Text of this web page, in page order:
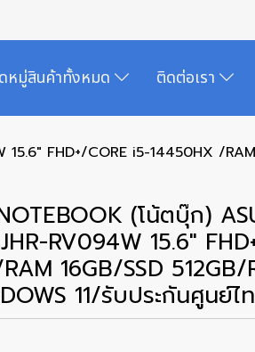
หมู่สินค้าทั้งหมด ติดต่อเรา
FHD+/CORE i5-14450HX /
(โน้ตบุ๊ก)
RV094W 15.6"
16GB/SSD 512GB/
11/รับประกันศูนย์ไ